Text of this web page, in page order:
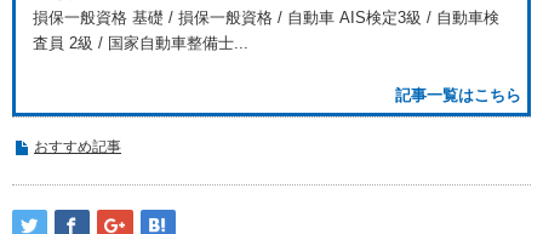
損保一般資格 基礎 / 損保一般資格 / 自動車 AIS検定3級 / 自動車検
査員 2級 / 国家自動車整備士...
記事一覧はこちら
おすすめ記事